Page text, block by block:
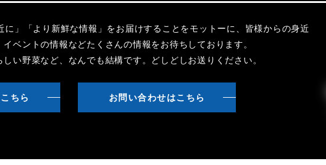
に」「より新鮮な情報」をお届けすることをモットーに、皆様からの身近
ベントの情報などたくさんの情報をお待ちしております。
い野菜など、なんでも結構です。どしどしお送りください。
ちら お問い合わせはこちら